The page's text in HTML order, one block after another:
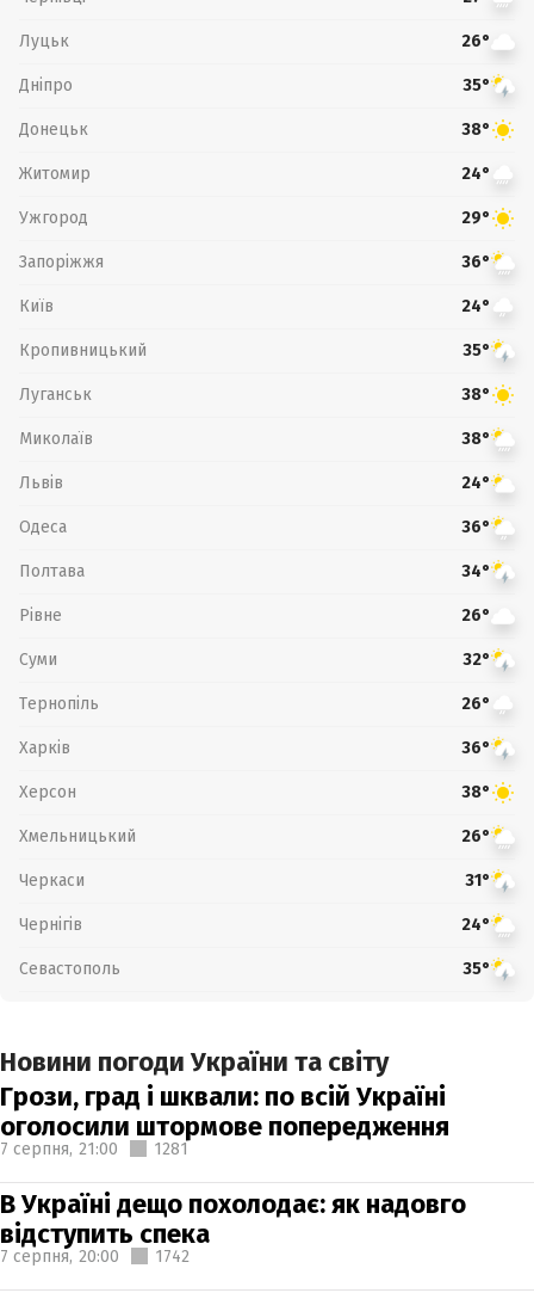
Луцьк 26°
Дніпро 35°
Донецьк 38°
Житомир 24°
Ужгород 29°
Запоріжжя 36°
Київ 24°
Кропивницький 35°
Луганськ 38°
Миколаїв 38°
Львів 24°
Одеса 36°
Полтава 34°
Рівне 26°
Суми 32°
Тернопіль 26°
Харків 36°
Херсон 38°
Хмельницький 26°
Черкаси 31°
Чернігів 24°
Севастополь 35°
Новини погоди України та світу
Грози, град і шквали: по всій Україні
оголосили штормове попередження
7 серпня, 21:00 1281
В Україні дещо похолодає: як надовго
відступить спека
7 серпня, 20:00 1742